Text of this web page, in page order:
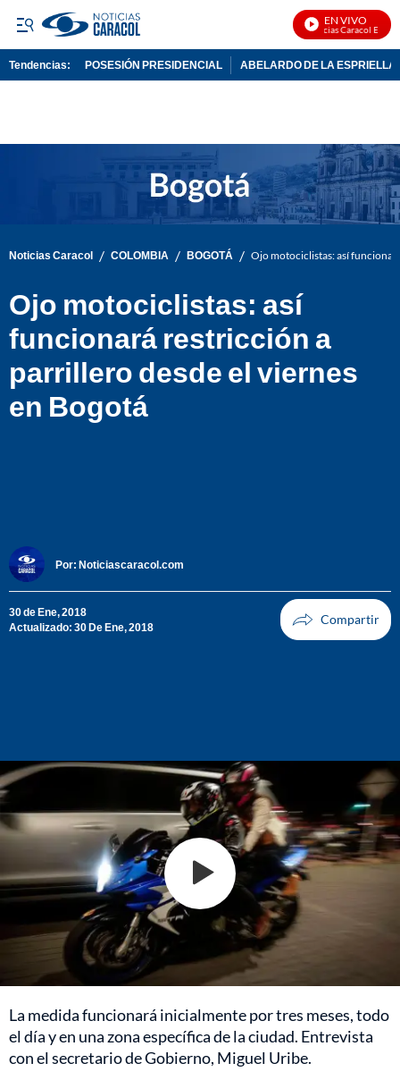
EN VIVO
Noticias Caracol En Vivo
Tendencias: POSESIÓN PRESIDENCIAL ABELARDO DE LA ESPRIELLA
Noticias Caracol / COLOMBIA / BOGOTÁ / Ojo motociclistas: así
Ojo motociclistas: así
funcionará restricción a
parrillero desde el viernes
en Bogotá
Por: Noticiascaracol.com
30 de Ene, 2018
Actualizado: 30 De Ene, 2018
La medida funcionará inicialmente por tres meses, todo
el día y en una zona específica de la ciudad. Entrevista
con el secretario de Gobierno, Miguel Uribe.